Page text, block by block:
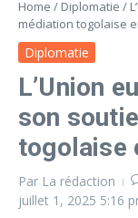
Home / Diplomatie /
médiation togolaise
Diplomatie
L’Union
son
togolaise
Par La rédaction
juillet 1, 2025 5:16